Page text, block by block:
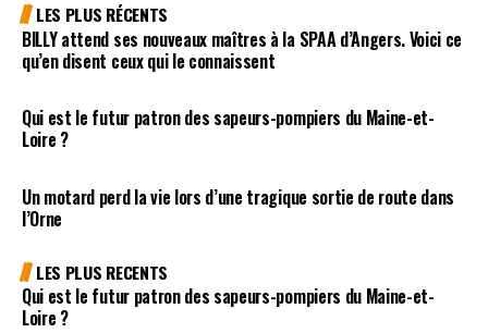
LES PLUS RÉCENTS
BILLY attend ses nouveaux maîtres à la SPAA d’Angers. Voici ce
qu’en disent ceux qui le connaissent
Qui est le futur patron des sapeurs-pompiers du Maine-et-
Loire ?
Un motard perd la vie lors d’une tragique sortie de route dans
l’Orne
LES PLUS RECENTS
Qui est le futur patron des sapeurs-pompiers du Maine-et-
Loire ?